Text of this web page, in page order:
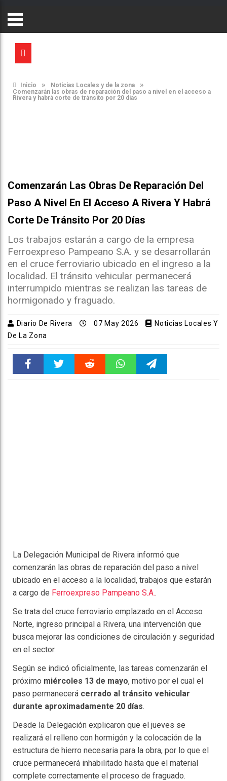
Inicio » Noticias Locales y de la zona »
Comenzarán las obras de reparación del paso a nivel en el acceso a
Rivera y habrá corte de tránsito por 20 días
Comenzarán Las Obras De Reparación Del
Paso A Nivel En El Acceso A Rivera Y Habrá
Corte De Tránsito Por 20 Días
Los trabajos estarán a cargo de la empresa
Ferroexpreso Pampeano S.A. y se desarrollarán
en el cruce ferroviario ubicado en el ingreso a la
localidad. El tránsito vehicular permanecerá
interrumpido mientras se realizan las tareas de
hormigonado y fraguado.
Diario De Rivera 07 May 2026
Noticias Locales Y
De La Zona
La Delegación Municipal de Rivera informó que
comenzarán las obras de reparación del paso a nivel
ubicado en el acceso a la localidad, trabajos que estarán
a cargo de Ferroexpreso Pampeano S.A..
Se trata del cruce ferroviario emplazado en el Acceso
Norte, ingreso principal a Rivera, una intervención que
busca mejorar las condiciones de circulación y seguridad
en el sector.
Según se indicó oficialmente, las tareas comenzarán el
próximo miércoles 13 de mayo, motivo por el cual el
paso permanecerá cerrado al tránsito vehicular
durante aproximadamente 20 días.
Desde la Delegación explicaron que el jueves se
realizará el relleno con hormigón y la colocación de la
estructura de hierro necesaria para la obra, por lo que el
cruce permanecerá inhabilitado hasta que el material
complete correctamente el proceso de fraguado.